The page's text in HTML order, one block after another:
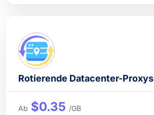
Rotierende Datacenter-Proxys
Ab $0.35 /GB